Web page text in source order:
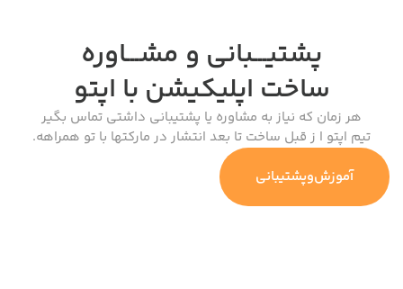
پشتیـــبانی و مشـــاوره
ساخت اپلیکیشن با اپتو
هر زمان که نیاز به مشاوره یا پشتیبانی داشتی تماس بگیر
تیم اپتو ا ز قبل ساخت تا بعد انتشار در مارکتها با تو همراهه.
آموزش‌وپشتیبانی